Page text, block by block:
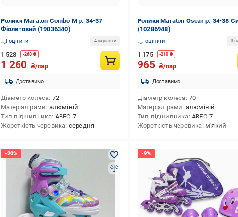
Ролики Maraton Combo M р. 34-37
Фіолетовий (19036340)
оцінити 4 варіанти
1 528 -268 ₴
1 260 ₴/пар
Доставимо
Діаметр колеса 72
Матеріал рами алюміній
Тип підшипника ABEC-7
Жорсткість черевика середня
Ролики Maraton Oscar р. 34-38
(10286948)
оцінити 3
1 175 -210 ₴
965 ₴/пар
Доставимо
Діаметр колеса 70
Матеріал рами алюміній
Тип підшипника ABEC-7
Жорсткість черевика м'який